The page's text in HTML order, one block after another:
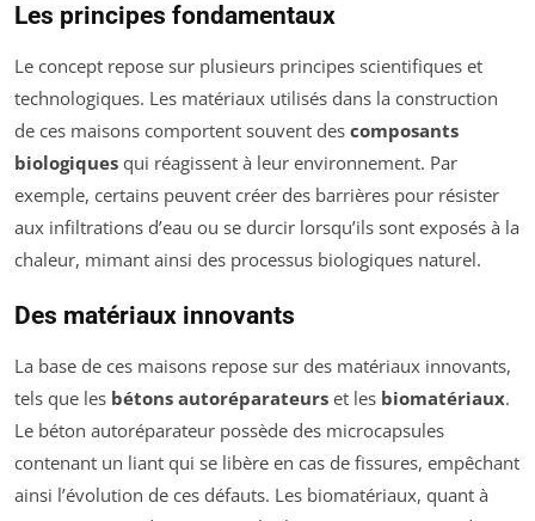
Les principes fondamentaux
Le concept repose sur plusieurs principes scientifiques et
technologiques. Les matériaux utilisés dans la construction
de ces maisons comportent souvent des composants
biologiques qui réagissent à leur environnement. Par
exemple, certains peuvent créer des barrières pour résister
aux infiltrations d’eau ou se durcir lorsqu’ils sont exposés à la
chaleur, mimant ainsi des processus biologiques naturel.
Des matériaux innovants
La base de ces maisons repose sur des matériaux innovants,
tels que les bétons autoréparateurs et les biomatériaux.
Le béton autoréparateur possède des microcapsules
contenant un liant qui se libère en cas de fissures, empêchant
ainsi l’évolution de ces défauts. Les biomatériaux, quant à